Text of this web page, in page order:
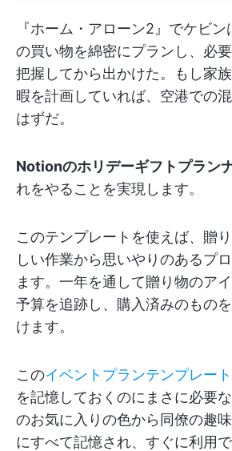
『ホーム・アローン2』でケビ
の買い物を綿密にプランし、必
把握してから出かけた。もし家
暇を計画していれば、空港での
はずだ。
Notionのホリデーギフトプラン
れをやることを実現します。
このテンプレートを使えば、贈
しい作業から思いやりのあるプ
ます。一年を通して贈り物のア
予算を追跡し、購入済みのもの
けます。
このイベントプランテンプレー
を記憶しておくのにまさに必要
のお気に入りの色から同僚の趣
にすべて記憶され、すぐに利用で